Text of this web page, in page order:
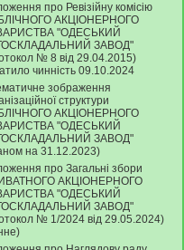
про Ревізійну комісію
АКЦІОНЕРНОГО
"ОДЕСЬКИЙ
ЗАВОД"
№ 8 від 29.04.2015)
чинність 09.10.2024
зображення
структури
АКЦІОНЕРНОГО
"ОДЕСЬКИЙ
ЗАВОД"
на 31.12.2023)
про Загальні збори
АКЦІОНЕРНОГО
"ОДЕСЬКИЙ
ЗАВОД"
№ 1/2024 від 29.05.2024)